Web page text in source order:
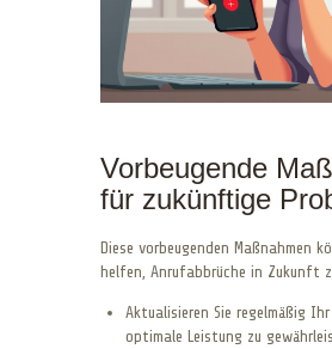
Vorbeugende
für zukünftige
Diese vorbeugenden Maßnahmen
helfen, Anrufabbrüche in Zukunft
Aktualisieren Sie regelmäßig Ihr
optimale Leistung zu